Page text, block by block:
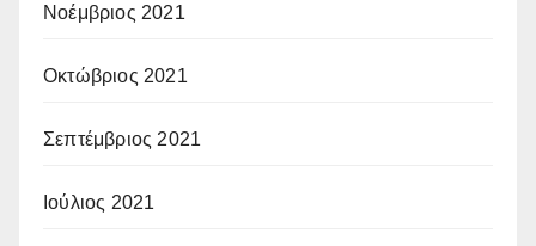
Νοέμβριος 2021
Οκτώβριος 2021
Σεπτέμβριος 2021
Ιούλιος 2021